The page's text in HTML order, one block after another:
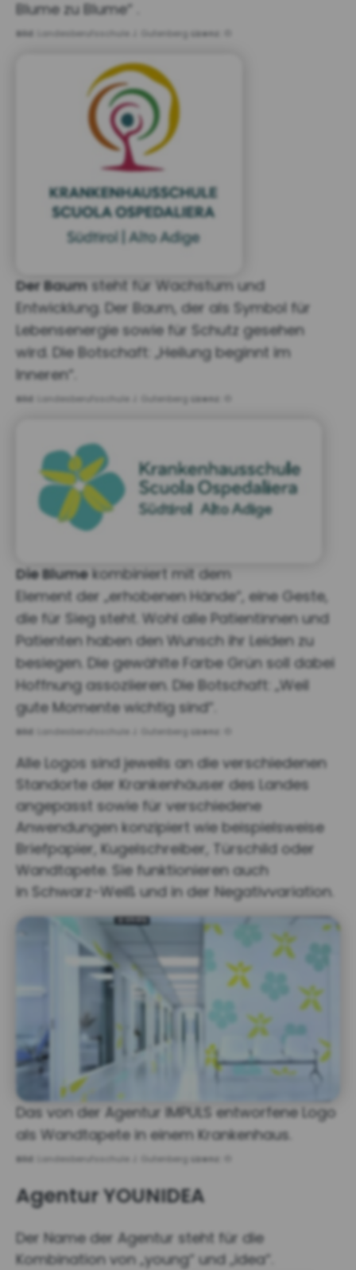
Blume zu Blume“ .
Bild: Landesberufsschule J. Gutenberg Lizenz:
Der Baum steht für Wachstum und
Entwicklung. Der Baum, der als Symbol für
Lebensenergie sowie für Schutz gesehen
wird. Die Botschaft: „Heilung beginnt im
Inneren“.
Bild: Landesberufsschule J. Gutenberg Lizenz:
Die Blume kombiniert mit dem
Element der „erhobenen Hände“, eine Geste,
die für Sieg steht. Wohl alle Patientinnen und
Patienten haben den Wunsch ihr Leiden zu
besiegen. Die gewählte Farbe Grün soll dabei
Hoffnung assoziieren. Die Botschaft: „Weil
gute Momente wichtig sind“.
Bild: Landesberufsschule J. Gutenberg Lizenz:
Alle Logos sind jeweils an die verschiedenen
Standorte der Krankenhäuser des Landes
angepasst sowie für verschiedene
Anwendungen konzipiert wie beispielsweise
Briefpapier, Kugelschreiber, Türschild oder
Wandtapete. Sie funktionieren auch
in Schwarz-Weiß und in der Negativvariation.
Das von der Agentur IMPULS entworfene Logo
als Wandtapete in einem Krankenhaus.
Bild: Landesberufsschule J. Gutenberg Lizenz:
Agentur YOUNIDEA
Der Name der Agentur steht für die
Kombination von „young“ und „idea“.